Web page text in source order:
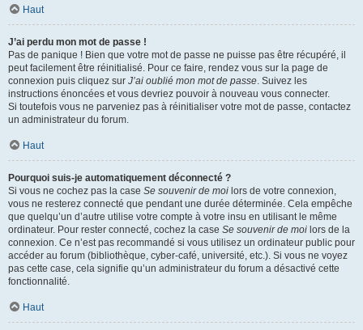
Haut
J’ai perdu mon mot de passe !
Pas de panique ! Bien que votre mot de passe ne puisse pas être récupéré, il
peut facilement être réinitialisé. Pour ce faire, rendez vous sur la page de
connexion puis cliquez sur J’ai oublié mon mot de passe. Suivez les
instructions énoncées et vous devriez pouvoir à nouveau vous connecter.
Si toutefois vous ne parveniez pas à réinitialiser votre mot de passe, contactez
un administrateur du forum.
Haut
Pourquoi suis-je automatiquement déconnecté ?
Si vous ne cochez pas la case Se souvenir de moi lors de votre connexion,
vous ne resterez connecté que pendant une durée déterminée. Cela empêche
que quelqu’un d’autre utilise votre compte à votre insu en utilisant le même
ordinateur. Pour rester connecté, cochez la case Se souvenir de moi lors de la
connexion. Ce n’est pas recommandé si vous utilisez un ordinateur public pour
accéder au forum (bibliothèque, cyber-café, université, etc.). Si vous ne voyez
pas cette case, cela signifie qu’un administrateur du forum a désactivé cette
fonctionnalité.
Haut